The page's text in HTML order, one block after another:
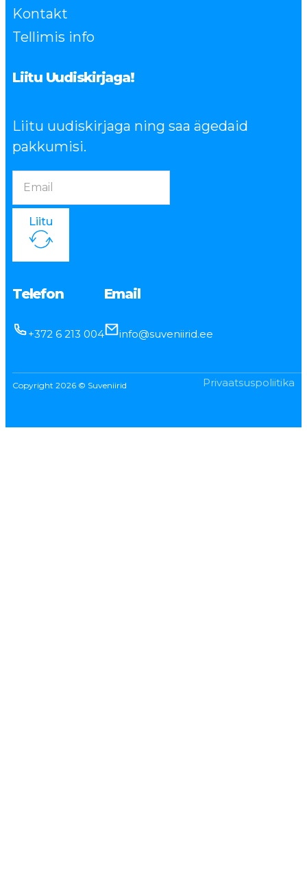
Kontakt
Tellimis info
Liitu Uudiskirjaga!
Liitu uudiskirjaga ning saa ägedaid
pakkumisi.
Liitu
Telefon
+372 6 213 004
Email
info@suveniirid.ee
Copyright 2026 © Suveniirid Privaatsuspoliitika